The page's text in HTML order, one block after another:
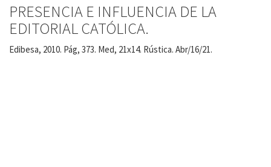
PRESENCIA E INFLUENCIA DE LA
EDITORIAL CATÓLICA.
Edibesa, 2010. Pág, 373. Med, 21x14. Rústica. Abr/16/21.